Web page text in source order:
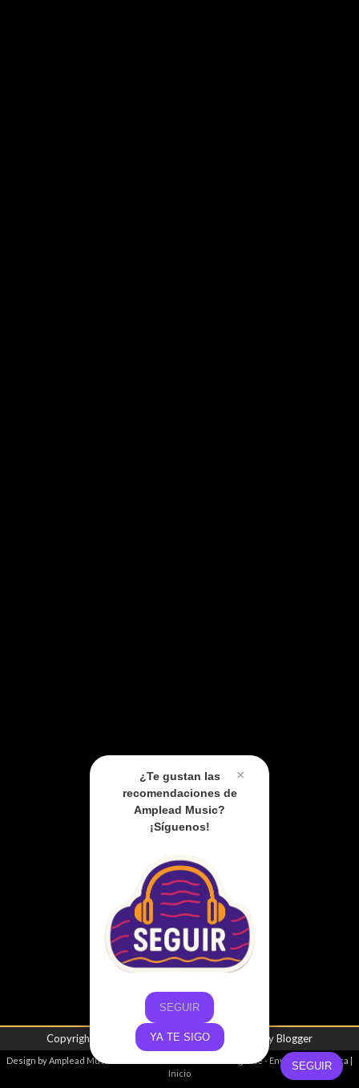
SEGUIR
×
¿Te gustan las
recomendaciones de
Amplead Music?
¡Síguenos!
SEGUIR
YA TE SIGO
Copyright © Amplead Music| Powered byBlogger
Design byAmplead Music - Promoviendo el talento emergente - Envíanos tu música
Inicio